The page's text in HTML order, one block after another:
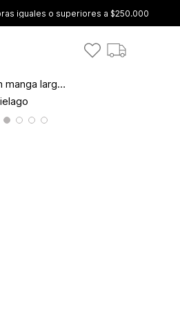
iguales o superiores a $250.000
Bluson manga larga murcielago